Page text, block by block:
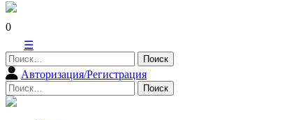
0
☰
Найти:
Авторизация/Регистрация
Найти: